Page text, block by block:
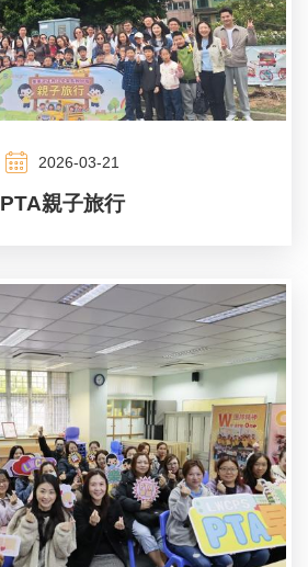
2026-03-21
PTA親子旅行